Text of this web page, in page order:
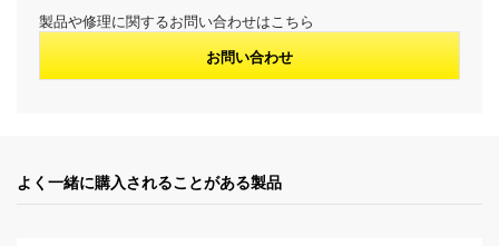
製品や修理に関するお問い合わせはこちら
お問い合わせ
よく一緒に購入されることがある製品